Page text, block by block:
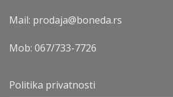
Mail: prodaja@boneda.rs
Mob: 067/733-7726
Politika privatnosti